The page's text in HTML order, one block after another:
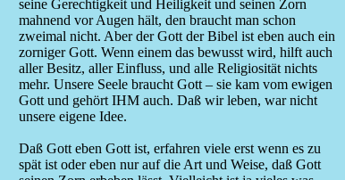
seine Gerechtigkeit und Heiligkeit und seinen Zorn
mahnend vor Augen hält, den braucht man schon
zweimal nicht. Aber der Gott der Bibel ist eben auch ein
zorniger Gott. Wenn einem das bewusst wird, hilft auch
aller Besitz, aller Einfluss, und alle Religiosität nichts
mehr. Unsere Seele braucht Gott – sie kam vom ewigen
Gott und gehört IHM auch. Daß wir leben, war nicht
unsere eigene Idee.
Daß Gott eben Gott ist, erfahren viele erst wenn es zu
spät ist oder eben nur auf die Art und Weise, daß Gott